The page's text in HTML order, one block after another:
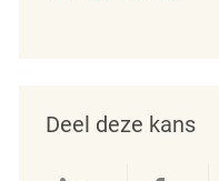
Deel deze kans